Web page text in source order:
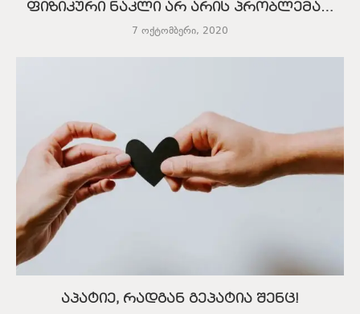
ფიზიკური ნაკლი არ არის პრობლემა…
7 ოქტომბერი, 2020
აპატიე, რადგან გეპატია შენც!